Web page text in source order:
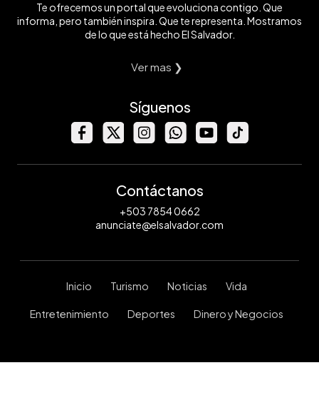
Te ofrecemos un portal que evoluciona contigo. Que
informa, pero también inspira. Que te representa. Mostramos
de lo que está hecho El Salvador.
Ver mas ❯
Síguenos
Contáctanos
+503 7854 0662
anunciate@elsalvador.com
Inicio Turismo Noticias Vida
Entretenimiento Deportes Dinero y Negocios